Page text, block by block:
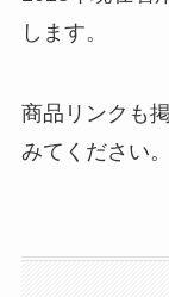
します。
商品リンクも
みてください。